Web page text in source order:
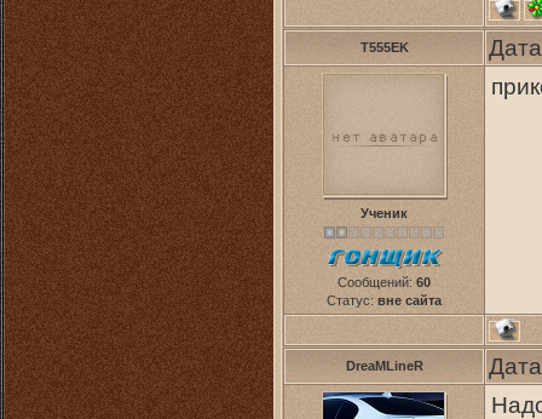
T555EK
Ученик
Сообщений: 60
Статус: вне сайта
DreaMLineR